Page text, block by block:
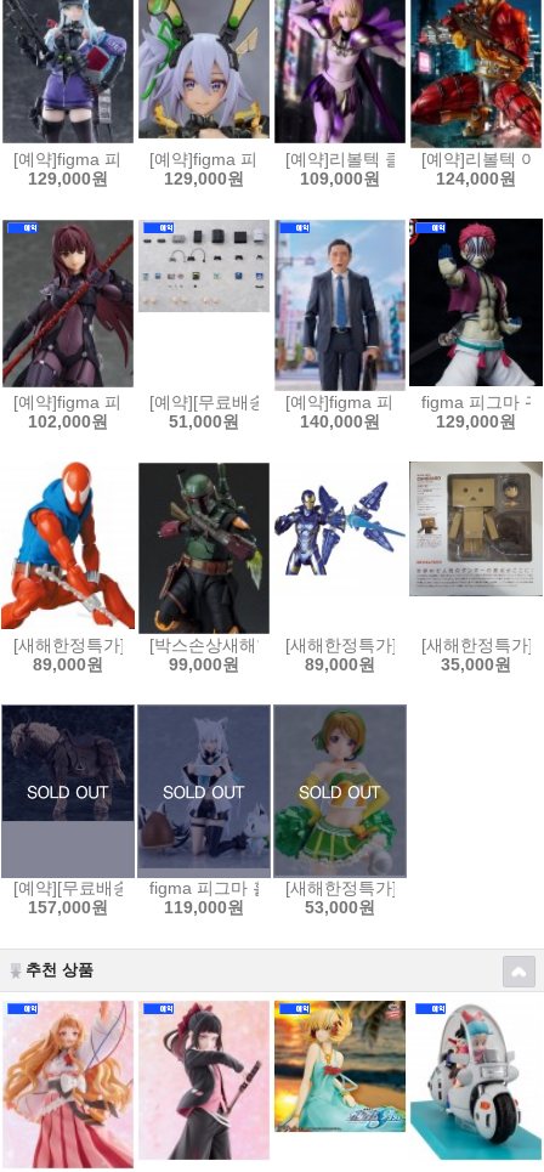
[예약]figma 피그마 소녀전선2 망명 - 클루카이[4545784070420]
129,000원
[예약]figma 피그마 바니 슈트 플래닝 - 실버 배럴
129,000원
[예약]리볼텍 클레이모어 - 클레
109,000원
[예약]리볼텍
124,000원
[예약]figma 피그마 Fate/Grand Order 랜서/스카사하
102,000원
[예약][무료배송]figma 피그마 플러스 플레이스테이
51,000원
[예약]figma 피그마 고독한 미식
140,000원
figma 피그마
129,000원
[새해한정특가]MAFEX No.186 스칼렛 스파이더(코믹 COMIC
89,000원
[박스손상새해한정특가]S.H.Figuarts 스타워즈:북
99,000원
[새해한정특가]MAFEX 마펙스
89,000원
[새해한정특가]
35,000원
[예약][무료배송]figma 피그마 엘든링 - 영마 토렌트[4545784069653]
157,000원
figma 피그마 홀로라이브 - 시라카미 후부키
119,000원
[새해한정특가]figFIX 피그픽스
53,000원
추천 상품